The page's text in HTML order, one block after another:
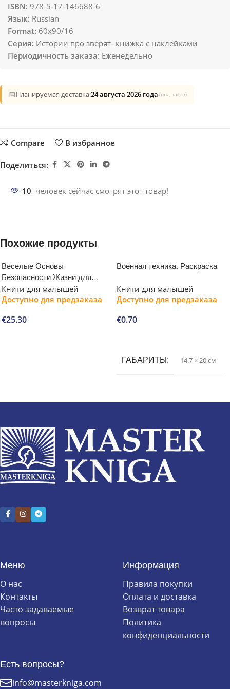
ISBN: 978-5-17-146688-6
Язык: Russian
Format: 60x90/16
Серия: Истории про зверят- книжка с наклейками
Периодичность заказа: Еженедельно
📅Планируемая доставка:24 августа 2026 года (под заказ)
Compare В избранное
Поделиться:
10 человек сейчас смотрят этот товар!
Похожие продукты
Веселые Основы
Безопасности Жизни для
малышей
Книги для малышей
Доступно для предзаказа
€25.30
Военная техника. Раскраска
Книги для малышей
Доступно для предзаказа
€0.70
ГАБАРИТЫ 14.7 × 20 см
Меню
О нас
Контакты
Часто задаваемые
вопросы
Информация
Правила покупки
Оплата и доставка
Возврат товара
Политика
конфиденциальности
Есть вопросы?
info@masterkniga.com